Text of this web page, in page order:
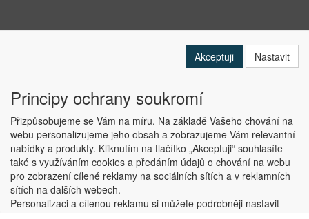
Copyright © ABRA Software a.s. 2019
Akceptuji Nastavit
Principy ochrany soukromí
Přizpůsobujeme se Vám na míru. Na základě Vašeho chování na
webu personalizujeme jeho obsah a zobrazujeme Vám relevantní
nabídky a produkty. Kliknutím na tlačítko „Akceptuji“ souhlasíte
také s využíváním cookies a předáním údajů o chování na webu
pro zobrazení cílené reklamy na sociálních sítích a v reklamních
sítích na dalších webech.
Personalizaci a cílenou reklamu si můžete podrobněji nastavit